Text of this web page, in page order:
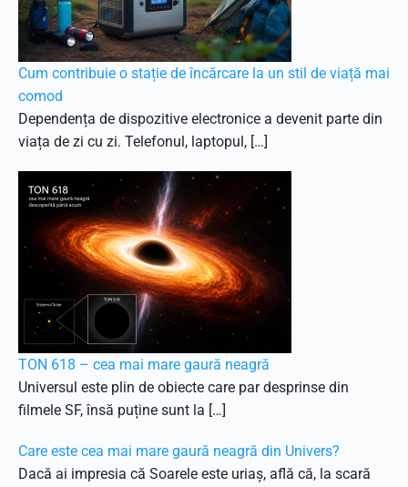
Cum contribuie o stație de încărcare la un stil de viață mai
comod
Dependența de dispozitive electronice a devenit parte din
viața de zi cu zi. Telefonul, laptopul, […]
TON 618 – cea mai mare gaură neagră
Universul este plin de obiecte care par desprinse din
filmele SF, însă puține sunt la […]
Care este cea mai mare gaură neagră din Univers?
Dacă ai impresia că Soarele este uriaș, află că, la scară